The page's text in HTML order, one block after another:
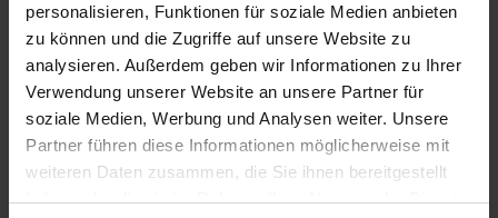
personalisieren, Funktionen für soziale Medien anbieten
zu können und die Zugriffe auf unsere Website zu
analysieren. Außerdem geben wir Informationen zu Ihrer
Verwendung unserer Website an unsere Partner für
soziale Medien, Werbung und Analysen weiter. Unsere
Partner führen diese Informationen möglicherweise mit
weiteren Daten zusammen, die Sie ihnen bereitgestellt
haben oder die sie im Rahmen Ihrer Nutzung der Dienste
MS Katharina von Bora » 7 Tage
ZEITREISE AUF SAAR, RHEIN, NECKAR
UND MOSEL
09. OKT 2026 BIS 16. OKT 2026 VON MERZIG NACH
MANNHEIM